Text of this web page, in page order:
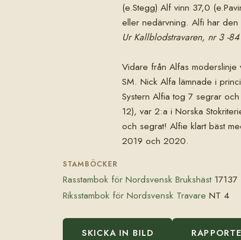
(e.Stegg) Alf vinn 37,0
eller nedärvning. Alfi har den
Ur Kallblodstravaren, nr 3 -84
Vidare från Alfas
SM. Nick Alfa lämnade i
Systern Alfia tog 7 segrar
12), var 2:a i Norska
och segrat! Alfie klart bäst
2019 och 2020.
STAMBÖCKER
Rasstambok för Nordsvensk Brukshäst17137
Riksstambok för Nordsvensk Travare NT 4
SKICKA IN BILD